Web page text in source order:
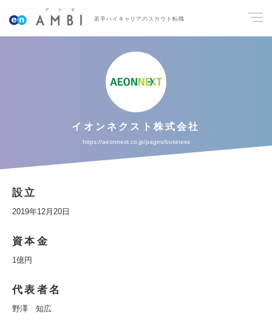
若手ハイキャリアのスカウト転職
イオンネクスト株式会社
https://aeonnext.co.jp/pages/business
設立
2019年12月20日
資本金
1億円
代表者名
野澤 知広